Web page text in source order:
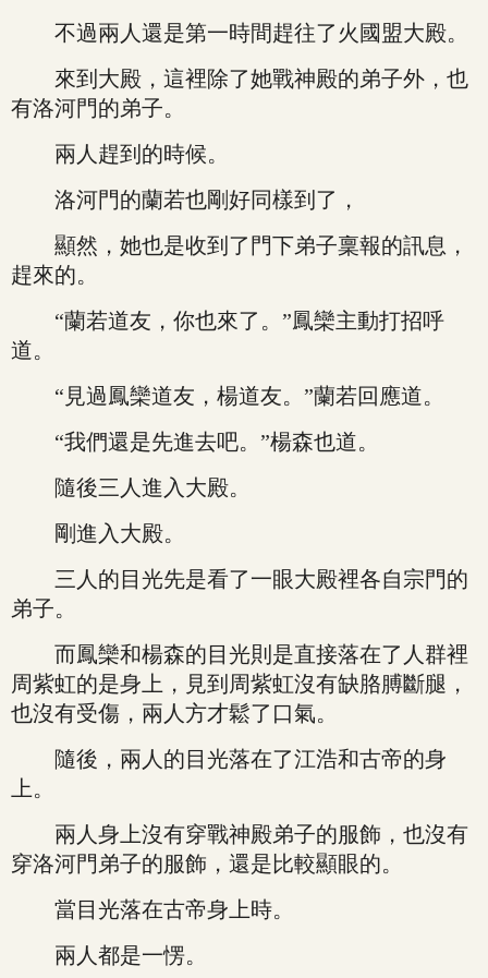
不過兩人還是第一時間趕往了火國盟大殿。
來到大殿，這裡除了她戰神殿的弟子外，也
有洛河門的弟子。
兩人趕到的時候。
洛河門的蘭若也剛好同樣到了，
顯然，她也是收到了門下弟子稟報的訊息，
趕來的。
“蘭若道友，你也來了。”鳳欒主動打招呼
道。
“見過鳳欒道友，楊道友。”蘭若回應道。
“我們還是先進去吧。”楊森也道。
隨後三人進入大殿。
剛進入大殿。
三人的目光先是看了一眼大殿裡各自宗門的
弟子。
而鳳欒和楊森的目光則是直接落在了人群裡
周紫虹的是身上，見到周紫虹沒有缺胳膊斷腿，
也沒有受傷，兩人方才鬆了口氣。
隨後，兩人的目光落在了江浩和古帝的身
上。
兩人身上沒有穿戰神殿弟子的服飾，也沒有
穿洛河門弟子的服飾，還是比較顯眼的。
當目光落在古帝身上時。
兩人都是一愣。